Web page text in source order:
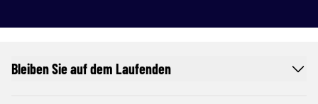
Bleiben Sie auf dem Laufenden